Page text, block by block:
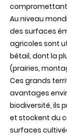
compromettant
Au niveau
des surfaces
agricoles sont
bétail, dont la
(prairies,
Ces grands
avantages
biodiversité, ils
et stockent du
surfaces